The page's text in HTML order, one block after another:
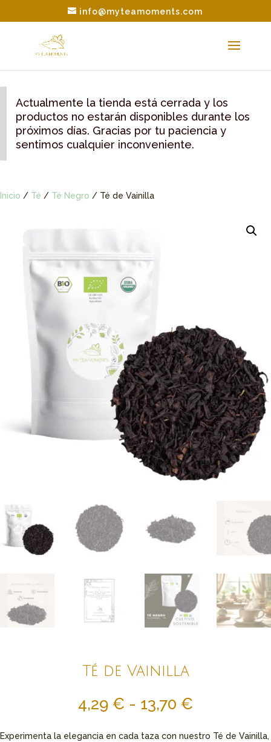
info@myteamoments.com
Actualmente la tienda está cerrada y los
productos no estarán disponibles durante los
próximos días. Gracias por tu paciencia y
sentimos cualquier inconveniente.
Inicio / Té / Té Negro / Té de Vainilla
Té de Vainilla
4,29 € - 13,70 €
precios:
Experimenta la elegancia en cada taza con nuestro Té de Vainilla,